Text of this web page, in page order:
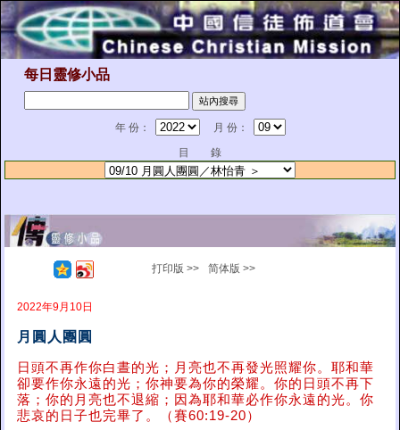
每日靈修小品
年 份：
月 份：
目 錄
打印版 >> 简体版 >>
2022年9月10日
月圓人團圓
日頭不再作你白晝的光；月亮也不再發光照耀你。耶和華
卻要作你永遠的光；你神要為你的榮耀。你的日頭不再下
落；你的月亮也不退縮；因為耶和華必作你永遠的光。你
悲哀的日子也完畢了。（賽60:19-20）